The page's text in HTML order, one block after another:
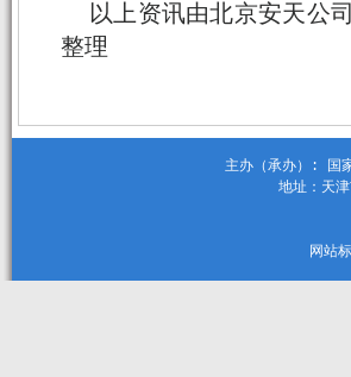
以上资讯由北京安天公
整理
主办（承办）: 国
地址：天
网站